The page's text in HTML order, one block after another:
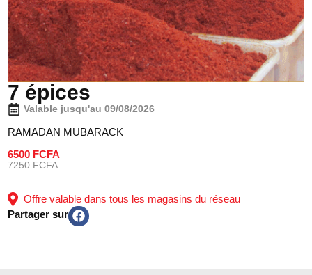
7 épices
Valable jusqu'au 09/08/2026
RAMADAN MUBARACK
6500 FCFA
7250 FCFA
Offre valable dans tous les magasins du réseau
Partager sur